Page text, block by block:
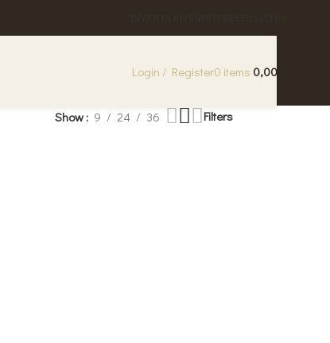
Login / Register0 items 0,00
Show 9 24 36 Filters